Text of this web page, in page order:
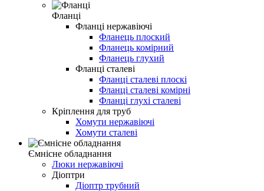
Фланці
Фланці нержавіючі
Фланець плоский
Фланець комірний
Фланець глухий
Фланці сталеві
Фланці сталеві плоскі
Фланці сталеві комірні
Фланці глухі сталеві
Кріплення для труб
Хомути нержавіючі
Хомути сталеві
Ємнісне обладнання
Люки нержавіючі
Діоптри
Діоптр трубний